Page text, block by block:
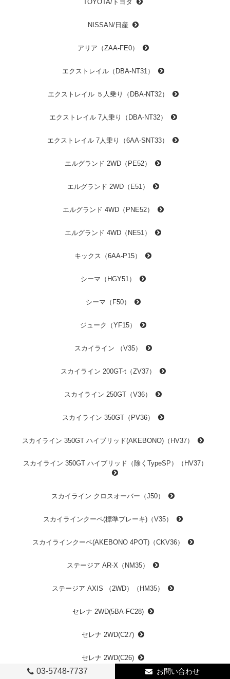
03-5748-7737 お問い合わせ
TOYOTA/トヨタ
NISSAN/日産
アリア（ZAA-FE0）
エクストレイル（DBA-NT31）
エクストレイル ５人乗り（DBA-NT32）
エクストレイル 7人乗り（DBA-NT32）
エクストレイル 7人乗り（6AA-SNT33）
エルグランド 2WD（PE52）
エルグランド 2WD（E51）
エルグランド 4WD（PNE52）
エルグランド 4WD（NE51）
キックス（6AA-P15）
シーマ（HGY51）
シーマ（F50）
ジューク（YF15）
スカイライン （V35）
スカイライン 200GT-t（ZV37）
スカイライン 250GT（V36）
スカイライン 350GT（PV36）
スカイライン 350GT ハイブリッド(AKEBONO)（HV37）
スカイライン 350GT ハイブリッド（除くTypeSP）（HV37）
スカイライン クロスオーバー（J50）
スカイラインクーペ(標準ブレーキ)（V35）
スカイラインクーペ(AKEBONO 4POT)（CKV36）
ステージア AR-X（NM35）
ステージア AXIS （2WD）（HM35）
セレナ 2WD(5BA-FC28)
セレナ 2WD(C27)
セレナ 2WD(C26)